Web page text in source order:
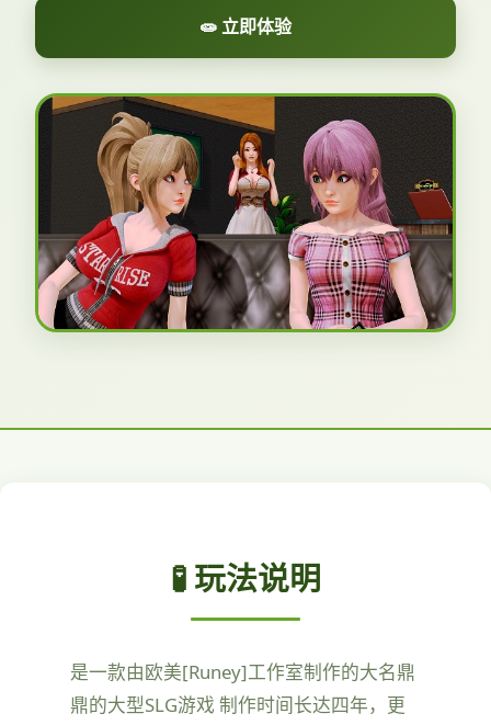
🧫 立即体验
🧪 玩法说明
是一款由欧美[Runey]工作室制作的大名鼎
鼎的大型SLG游戏 制作时间长达四年，更